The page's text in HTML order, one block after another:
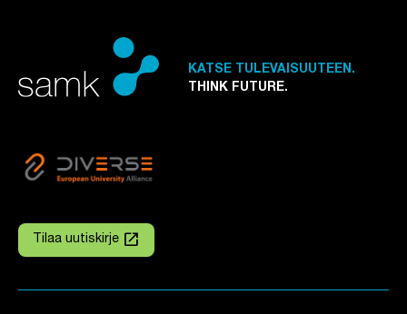
KATSE TULEVAISUUTEEN.
THINK FUTURE.
Tilaa uutiskirje
Linkki avautuu uuteen välilehteen
launch